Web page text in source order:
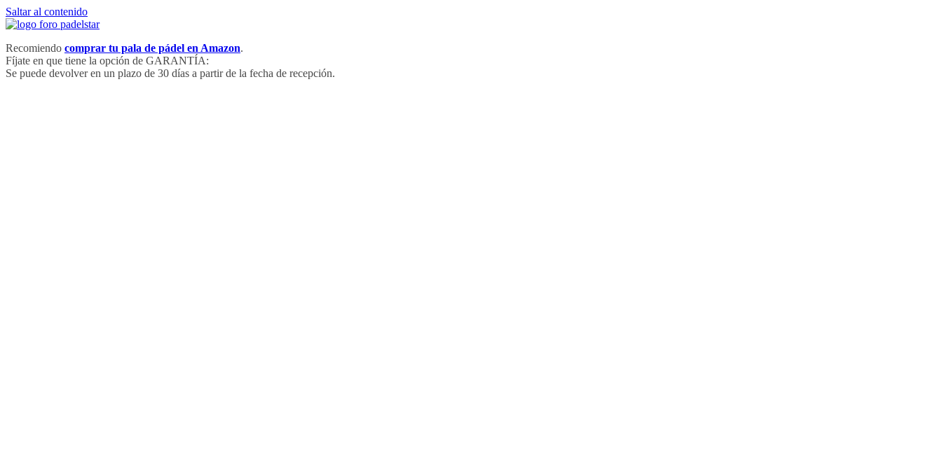
Saltar al contenido
Recomiendo comprar tu pala de pádel en Amazon.
Fíjate en que tiene la opción de GARANTÍA:
Se puede devolver en un plazo de 30 días a partir de la fecha de recepción.